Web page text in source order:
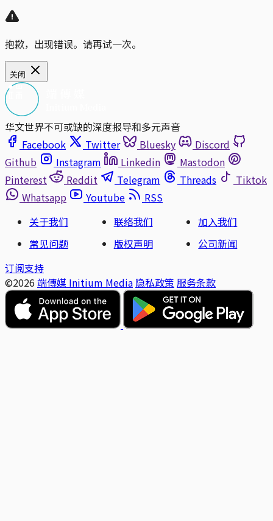
抱歉，出现错误。请再试一次。
关闭
华文世界不可或缺的深度报导和多元声音
Facebook
Twitter Bluesky
Discord
Github
Instagram Linkedin
Mastodon
Pinterest
Reddit Telegram Threads
Tiktok
Whatsapp
Youtube
RSS
关于我们
联络我们
加入我们
常见问题
版权声明
公司新闻
订阅支持
©2026 端傳媒 Initium Media 隐私政策 服务条款